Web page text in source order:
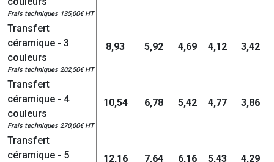
Frais techniques 135,00€ HT
Transfert
céramique - 3
couleurs
Frais techniques 202,50€ HT
8,93 5,92 4,69 4,12 3,42
Transfert
céramique - 4
couleurs
Frais techniques 270,00€ HT
10,54 6,78 5,42 4,77 3,86
Transfert
céramique - 5
12,16 7,64 6,16 5,43 4,29